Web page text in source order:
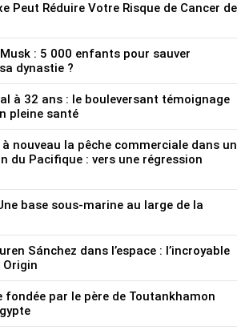
Peut Réduire Votre Risque de Cancer de
Musk : 5 000 enfants pour sauver
dynastie ?
à 32 ans : le bouleversant témoignage
pleine santé
nouveau la pêche commerciale dans un
du Pacifique : vers une régression
base sous-marine au large de la
Sánchez dans l’espace : l’incroyable
Origin
fondée par le père de Toutankhamon